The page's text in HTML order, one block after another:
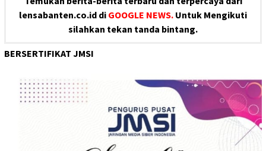
lensabanten.co.id di GOOGLE NEWS. Untuk Mengikuti
silahkan tekan tanda bintang.
BERSERTIFIKAT JMSI